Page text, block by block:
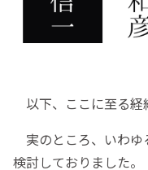
以下、ここに至る
実のところ、いわゆ
検討しておりました。